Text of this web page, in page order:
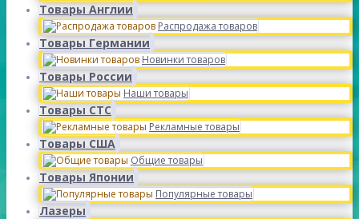
Товары Англии
Распродажа товаров
Товары Германии
Новинки товаров
Товары России
Наши товары
Товары СТС
Рекламные товары
Товары США
Общие товары
Товары Японии
Популярные товары
Лазеры